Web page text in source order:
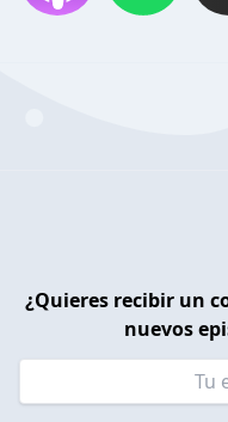
¿Quieres recibir un
nuevos